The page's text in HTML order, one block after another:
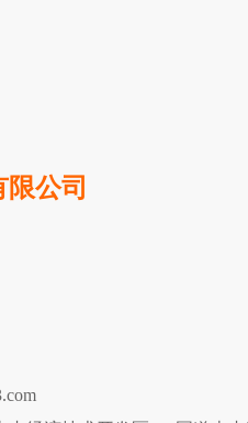
公司